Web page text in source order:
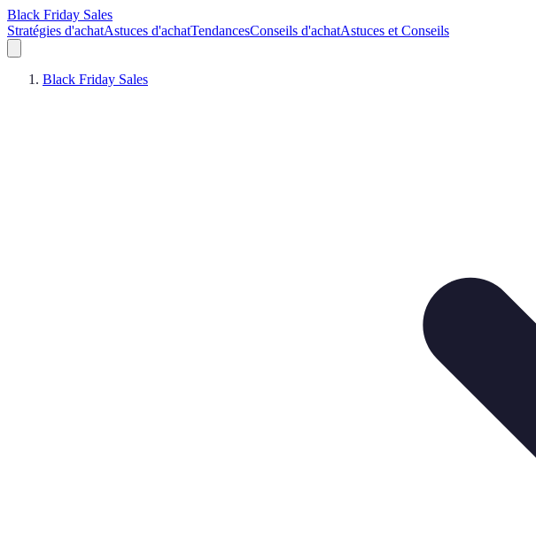
Black Friday Sales
Stratégies d'achatAstuces d'achatTendancesConseils d'achatAstuces et Conseils
Black Friday Sales